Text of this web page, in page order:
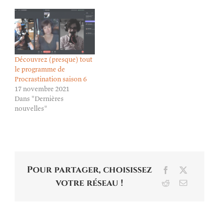
Découvrez (presque) tout
le programme de
Procrastination saison 6
17 novembre 2021
Dans "Dernières
nouvelles"
Pour partager, choisissez
votre réseau !
Facebook
RedditEmail